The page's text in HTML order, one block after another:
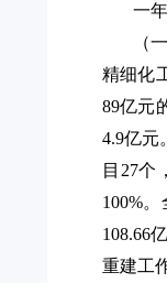
一
（
精细化
89亿元
4.9亿元
目27个
100%
108.66
重建工